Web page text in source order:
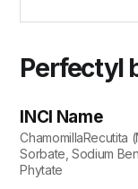
Perfectyl
INCI Name
ChamomillaRecutita
Sorbate, Sodium
Phytate